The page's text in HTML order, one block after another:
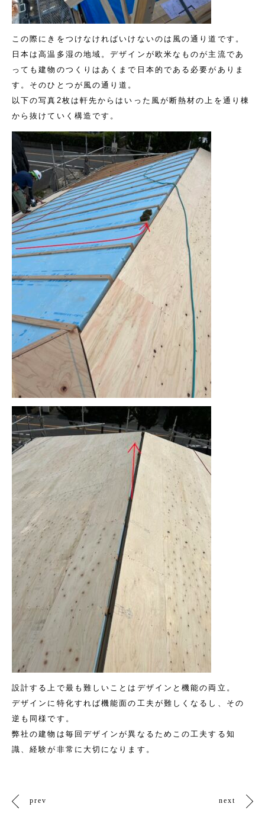
この際にきをつけなければいけないのは風の通り道です。
日本は高温多湿の地域。デザインが欧米なものが主流であ
っても建物のつくりはあくまで日本的である必要がありま
す。そのひとつが風の通り道。
以下の写真2枚は軒先からはいった風が断熱材の上を通り棟
から抜けていく構造です。
設計する上で最も難しいことはデザインと機能の両立。
デザインに特化すれば機能面の工夫が難しくなるし、その
逆も同様です。
弊社の建物は毎回デザインが異なるためこの工夫する知
識、経験が非常に大切になります。
prev next